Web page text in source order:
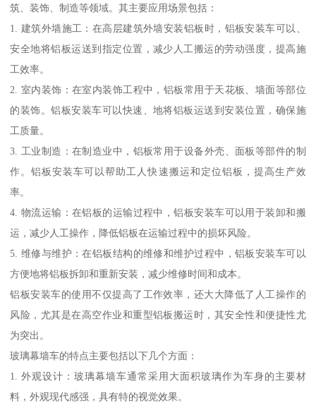
筑、装饰、制造等领域。其主要应用场景包括：
1. 建筑外墙施工：在高层建筑外墙安装铝板时，铝板安装车可以、
安全地将铝板运送到指定位置，减少人工搬运的劳动强度，提高施
工效率。
2. 室内装饰：在室内装饰工程中，铝板常用于天花板、墙面等部位
的装饰。铝板安装车可以快速、地将铝板运送到安装位置，确保施
工质量。
3. 工业制造：在制造业中，铝板常用于设备外壳、面板等部件的制
作。铝板安装车可以帮助工人快速搬运和定位铝板，提高生产效
率。
4. 物流运输：在铝板的运输过程中，铝板安装车可以用于装卸和搬
运，减少人工操作，降低铝板在运输过程中的损坏风险。
5. 维修与维护：在铝板结构的维修和维护过程中，铝板安装车可以
方便地将铝板拆卸和重新安装，减少维修时间和成本。
铝板安装车的使用不仅提高了工作效率，还大大降低了人工操作的
风险，尤其是在高空作业和重型铝板搬运时，其安全性和便捷性尤
为突出。
玻璃幕墙车的特点主要包括以下几个方面：
1. 外观设计：玻璃幕墙车通常采用大面积玻璃作为车身的主要材
料，外观现代感强，具有特的视觉效果。